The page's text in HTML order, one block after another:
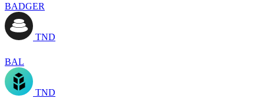
BADGER
TND
BAL
TND